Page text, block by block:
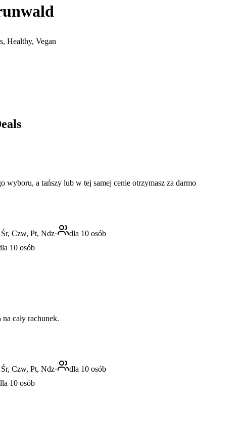
Healthy, Vegan
wyboru, a tańszy lub w tej samej cenie otrzymasz za darmo
Czw, Pt, Ndz·
dla 10 osób
10 osób
cały rachunek.
Czw, Pt, Ndz·
dla 10 osób
10 osób